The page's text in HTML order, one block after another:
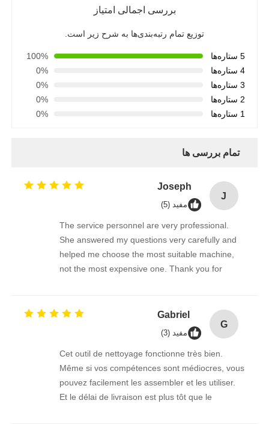
بررسی اجمالی امتیاز
توزیع تمام رتبه‌بندی‌ها به شرح زیر است.
5 ستاره‌ها
100%
4 ستاره‌ها
0%
3 ستاره‌ها
0%
2 ستاره‌ها
0%
1 ستاره‌ها
0%
تمام بررسی ها
J
Joseph
مفید (5)
The service personnel are very professional.
She answered my questions very carefully and
helped me choose the most suitable machine,
not the most expensive one. Thank you for
G
Gabriel
مفید (3)
Cet outil de nettoyage fonctionne très bien.
Même si vos compétences sont médiocres, vous
pouvez facilement les assembler et les utiliser.
Et le délai de livraison est plus tôt que le